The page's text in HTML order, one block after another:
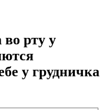
рту у
у грудничка